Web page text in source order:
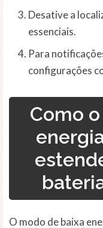
Desative a
essenciais.
Para
configurações
Como
O modo de baixa